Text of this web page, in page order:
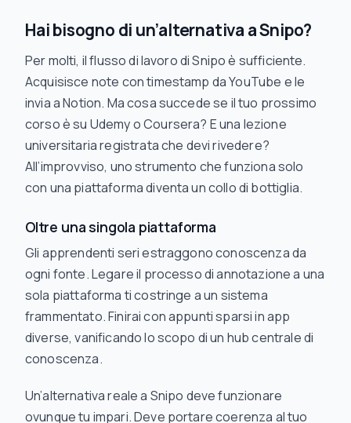
Hai bisogno di un’alternativa a Snipo?
Per molti, il flusso di lavoro di Snipo è sufficiente.
Acquisisce note con timestamp da YouTube e le
invia a Notion. Ma cosa succede se il tuo prossimo
corso è su Udemy o Coursera? E una lezione
universitaria registrata che devi rivedere?
All’improvviso, uno strumento che funziona solo
con una piattaforma diventa un collo di bottiglia.
Oltre una singola piattaforma
Gli apprendenti seri estraggono conoscenza da
ogni fonte. Legare il processo di annotazione a una
sola piattaforma ti costringe a un sistema
frammentato. Finirai con appunti sparsi in app
diverse, vanificando lo scopo di un hub centrale di
conoscenza.
Un’alternativa reale a Snipo deve funzionare
ovunque tu impari. Deve portare coerenza al tuo